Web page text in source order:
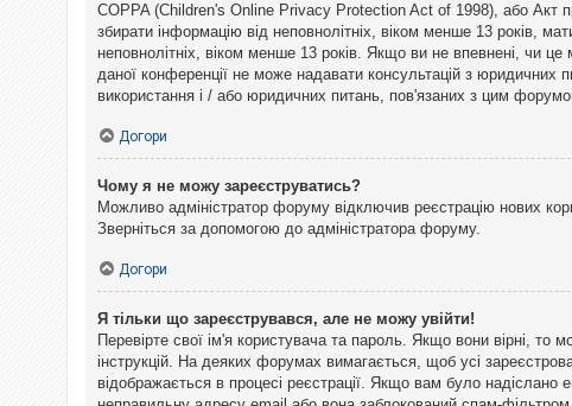
COPPA (Children's Online Privacy Protection Act of 1998), або Акт
збирати інформацію від неповнолітніх, віком менше 13 років,
неповнолітніх, віком менше 13 років. Якщо ви не впевнені, чи
даної конференції не може надавати консультацій з юридичних
використання і / або юридичних питань, пов'язаних з цим
Догори
Чому я не можу зареєструватись?
Можливо адміністратор форуму відключив реєстрацію нових
Зверніться за допомогою до адміністратора форуму.
Догори
Я тільки що зареєструвався, але не можу увійти!
Перевірте свої ім'я користувача та пароль. Якщо вони вірні,
інструкцій. На деяких форумах вимагається, щоб усі
відображається в процесі реєстрації. Якщо вам було